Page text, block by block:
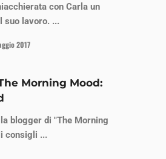
con Carla un
suo lavoro. ...
2017
Morning Mood:
blogger di "The Morning
consigli ...